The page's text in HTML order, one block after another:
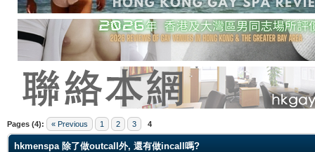
Pages (4): « Previous 1 2 3 4
hkmenspa 除了做outcall外, 還有做incall嗎?